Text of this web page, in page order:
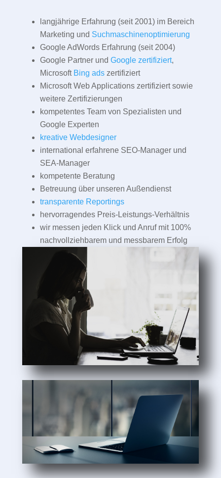
langjährige Erfahrung (seit 2001) im Bereich
Marketing und Suchmaschinenoptimierung
Google AdWords Erfahrung (seit 2004)
Google Partner und Google zertifiziert,
Microsoft Bing adszertifiziert
Microsoft Web Applications zertifiziert sowie
weitere Zertifizierungen
kompetentes Team von Spezialisten und
Google Experten
kreative Webdesigner
international erfahrene SEO-Manager und
SEA-Manager
kompetente Beratung
Betreuung über unseren Außendienst
transparente Reportings
hervorragendes Preis-Leistungs-Verhältnis
wir messen jeden Klick und Anruf mit 100%
nachvollziehbarem und messbarem Erfolg